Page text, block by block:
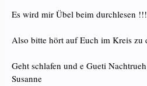
Es wird mir Übel beim durchlesen
Also bitte hört auf Euch im Kreis zu
Geht schlafen und e Gueti
Susanne